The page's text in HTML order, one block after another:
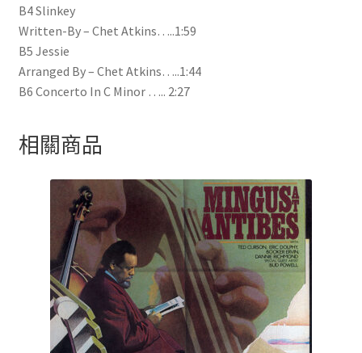
B4 Slinkey
Written-By – Chet Atkins…..1:59
B5 Jessie
Arranged By – Chet Atkins…..1:44
B6 Concerto In C Minor ….. 2:27
相關商品